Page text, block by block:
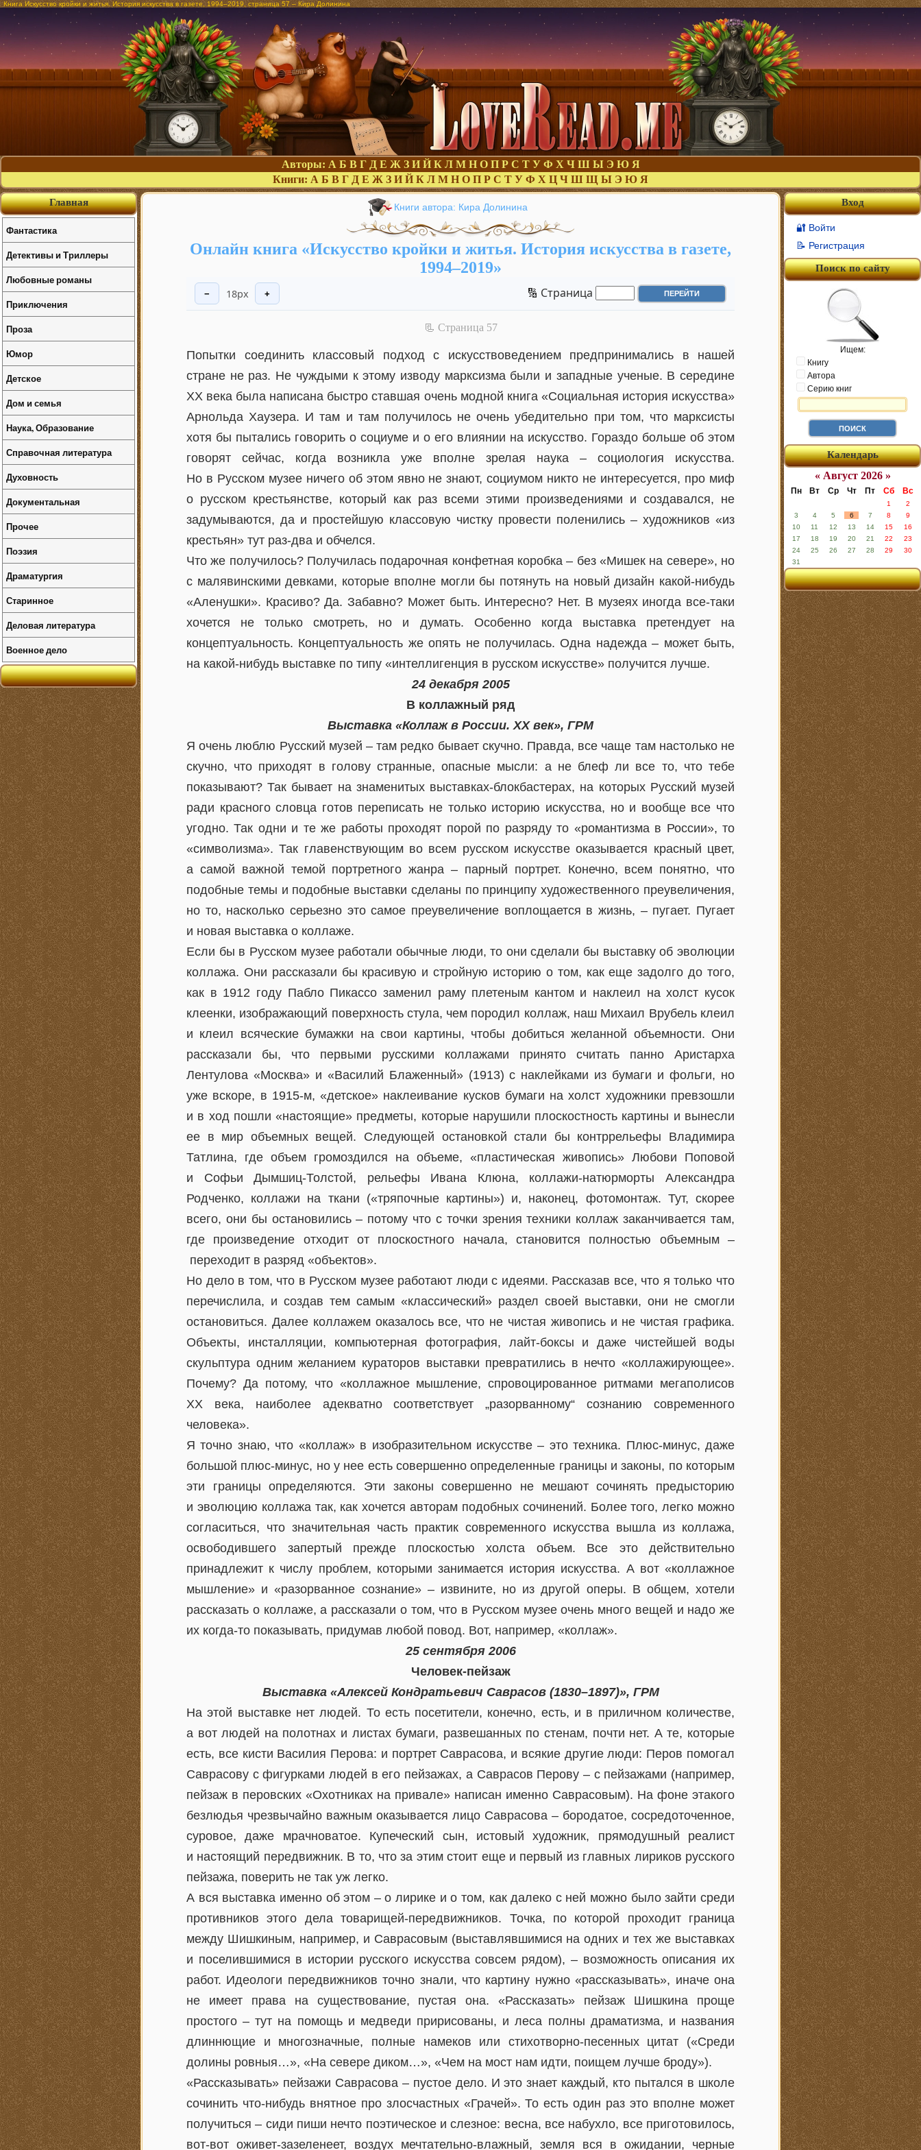
Книга Искусство кройки и житья. История искусства в газете, 1994–2019, страница 57 – Кира Долинина
Авторы: А Б В Г Д Е Ж З И Й К Л М Н О П Р С Т У Ф Х Ч Ш Ы Э Ю Я
Книги: А Б В Г Д Е Ж З И Й К Л М Н О П Р С Т У Ф Х Ц Ч Ш Щ Ы Э Ю Я
Книги автора: Кира Долинина
Онлайн книга «Искусство кройки и житья. История искусства в газете,
1994–2019»
− 18px + 🔢 Страница
📃 Cтраница 57
Попытки соединить классовый подход с искусствоведением предпринимались в нашей
стране не раз. Не чуждыми к этому изводу марксизма были и западные ученые. В середине
ХX века была написана быстро ставшая очень модной книга «Социальная история искусства»
Арнольда Хаузера. И там и там получилось не очень убедительно при том, что марксисты
хотя бы пытались говорить о социуме и о его влиянии на искусство. Гораздо больше об этом
говорят сейчас, когда возникла уже вполне зрелая наука – социология искусства.
Но в Русском музее ничего об этом явно не знают, социумом никто не интересуется, про миф
о русском крестьянстве, который как раз всеми этими произведениями и создавался, не
задумываются, да и простейшую классовую чистку провести поленились – художников «из
крестьян» тут раз-два и обчелся.
Что же получилось? Получилась подарочная конфетная коробка – без «Мишек на севере», но
с малявинскими девками, которые вполне могли бы потянуть на новый дизайн какой-нибудь
«Аленушки». Красиво? Да. Забавно? Может быть. Интересно? Нет. В музеях иногда все-таки
хочется не только смотреть, но и думать. Особенно когда выставка претендует на
концептуальность. Концептуальность же опять не получилась. Одна надежда – может быть,
на какой-нибудь выставке по типу «интеллигенция в русском искусстве» получится лучше.
24 декабря 2005
В коллажный ряд
Выставка «Коллаж в России. ХX век», ГРМ
Я очень люблю Русский музей – там редко бывает скучно. Правда, все чаще там настолько не
скучно, что приходят в голову странные, опасные мысли: а не блеф ли все то, что тебе
показывают? Так бывает на знаменитых выставках-блокбастерах, на которых Русский музей
ради красного словца готов переписать не только историю искусства, но и вообще все что
угодно. Так одни и те же работы проходят порой по разряду то «романтизма в России», то
«символизма». Так главенствующим во всем русском искусстве оказывается красный цвет,
а самой важной темой портретного жанра – парный портрет. Конечно, всем понятно, что
подобные темы и подобные выставки сделаны по принципу художественного преувеличения,
но то, насколько серьезно это самое преувеличение воплощается в жизнь, – пугает. Пугает
и новая выставка о коллаже.
Если бы в Русском музее работали обычные люди, то они сделали бы выставку об эволюции
коллажа. Они рассказали бы красивую и стройную историю о том, как еще задолго до того,
как в 1912 году Пабло Пикассо заменил раму плетеным кантом и наклеил на холст кусок
клеенки, изображающий поверхность стула, чем породил коллаж, наш Михаил Врубель клеил
и клеил всяческие бумажки на свои картины, чтобы добиться желанной объемности. Они
рассказали бы, что первыми русскими коллажами принято считать панно Аристарха
Лентулова «Москва» и «Василий Блаженный» (1913) с наклейками из бумаги и фольги, но
уже вскоре, в 1915‐м, «детское» наклеивание кусков бумаги на холст художники превзошли
и в ход пошли «настоящие» предметы, которые нарушили плоскостность картины и вынесли
ее в мир объемных вещей. Следующей остановкой стали бы контррельефы Владимира
Татлина, где объем громоздился на объеме, «пластическая живопись» Любови Поповой
и Софьи Дымшиц-Толстой, рельефы Ивана Клюна, коллажи-натюрморты Александра
Родченко, коллажи на ткани («тряпочные картины») и, наконец, фотомонтаж. Тут, скорее
всего, они бы остановились – потому что с точки зрения техники коллаж заканчивается там,
где произведение отходит от плоскостного начала, становится полностью объемным –
переходит в разряд «объектов».
Но дело в том, что в Русском музее работают люди с идеями. Рассказав все, что я только что
перечислила, и создав тем самым «классический» раздел своей выставки, они не смогли
остановиться. Далее коллажем оказалось все, что не чистая живопись и не чистая графика.
Объекты, инсталляции, компьютерная фотография, лайт-боксы и даже чистейшей воды
скульптура одним желанием кураторов выставки превратились в нечто «коллажирующее».
Почему? Да потому, что «коллажное мышление, спровоцированное ритмами мегаполисов
ХX века, наиболее адекватно соответствует „разорванному“ сознанию современного
человека».
Я точно знаю, что «коллаж» в изобразительном искусстве – это техника. Плюс-минус, даже
большой плюс-минус, но у нее есть совершенно определенные границы и законы, по которым
эти границы определяются. Эти законы совершенно не мешают сочинять предысторию
и эволюцию коллажа так, как хочется авторам подобных сочинений. Более того, легко можно
согласиться, что значительная часть практик современного искусства вышла из коллажа,
освободившего запертый прежде плоскостью холста объем. Все это действительно
принадлежит к числу проблем, которыми занимается история искусства. А вот «коллажное
мышление» и «разорванное сознание» – извините, но из другой оперы. В общем, хотели
рассказать о коллаже, а рассказали о том, что в Русском музее очень много вещей и надо же
их когда-то показывать, придумав любой повод. Вот, например, «коллаж».
25 сентября 2006
Человек-пейзаж
Выставка «Алексей Кондратьевич Саврасов (1830–1897)», ГРМ
На этой выставке нет людей. То есть посетители, конечно, есть, и в приличном количестве,
а вот людей на полотнах и листах бумаги, развешанных по стенам, почти нет. А те, которые
есть, все кисти Василия Перова: и портрет Саврасова, и всякие другие люди: Перов помогал
Саврасову с фигурками людей в его пейзажах, а Саврасов Перову – с пейзажами (например,
пейзаж в перовских «Охотниках на привале» написан именно Саврасовым). На фоне этакого
безлюдья чрезвычайно важным оказывается лицо Саврасова – бородатое, сосредоточенное,
суровое, даже мрачноватое. Купеческий сын, истовый художник, прямодушный реалист
и настоящий передвижник. В то, что за этим стоит еще и первый из главных лириков русского
пейзажа, поверить не так уж легко.
А вся выставка именно об этом – о лирике и о том, как далеко с ней можно было зайти среди
противников этого дела товарищей-передвижников. Точка, по которой проходит граница
между Шишкиным, например, и Саврасовым (выставлявшимися на одних и тех же выставках
и поселившимися в истории русского искусства совсем рядом), – возможность описания их
работ. Идеологи передвижников точно знали, что картину нужно «рассказывать», иначе она
не имеет права на существование, пустая она. «Рассказать» пейзаж Шишкина проще
простого – тут на помощь и медведи пририсованы, и леса полны драматизма, и названия
длиннющие и многозначные, полные намеков или стихотворно-песенных цитат («Среди
долины ровныя…», «На севере диком…», «Чем на мост нам идти, поищем лучше броду»).
«Рассказывать» пейзажи Саврасова – пустое дело. И это знает каждый, кто пытался в школе
сочинить что-нибудь внятное про злосчастных «Грачей». То есть один раз это вполне может
получиться – сиди пиши нечто поэтическое и слезное: весна, все набухло, все приготовилось,
вот-вот оживет-зазеленеет, воздух мечтательно-влажный, земля вся в ожидании, черные
Вход
🔐 Войти
📝 Регистрация
Поиск по сайту
Ищем:
Книгу
Автора
Серию книг
Календарь
« Август 2026 »
Пн Вт Ср Чт Пт Сб Вс
1
2
3
4 5 6 7 8
9
10
11 12 13 14 15
16
17
18 19 20 21 22
23
24
25 26 27 28 29
30
31
Главная
Фантастика
Детективы и Триллеры
Любовные романы
Приключения
Проза
Юмор
Детское
Дом и семья
Наука, Образование
Справочная литература
Духовность
Документальная
Прочее
Поэзия
Драматургия
Старинное
Деловая литература
Военное дело